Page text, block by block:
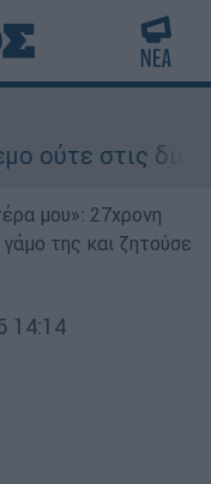
στις
μου»: 27χρονη
της και ζητούσε
14:14